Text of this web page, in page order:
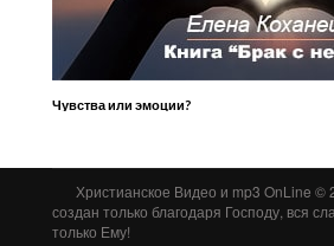
Чувства или эмоции?
Христианское Видео и mp3 OnLine ©
создан только благодаря Господу, вся
только Ему!